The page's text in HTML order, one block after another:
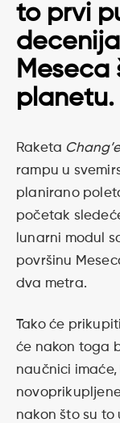
to prvi
Meseca
planetu.
Raketa
rampu u
planirano
početak
lunarni modul
površinu
dva metra.
Tako će
će nakon toga
naučnici
nakon što su to